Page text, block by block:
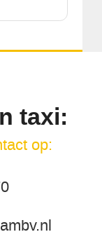
taxi:
op: